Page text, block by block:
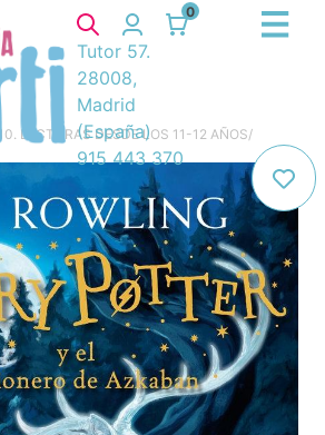
0
Tutor 57.
28008,
Madrid
(España)
915 443 370
10. LECTURAS DESDE LOS 11-12 AÑOS/